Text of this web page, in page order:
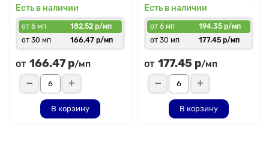
Есть в наличии
от 6 мп
182.52 р/мп
от 30 мп
166.47 р/мп
от 166.47 р/мп
В корзину
Есть в наличии
от 6 мп
194.35 р/мп
от 30 мп
177.45 р/мп
от 177.45 р/мп
В корзину